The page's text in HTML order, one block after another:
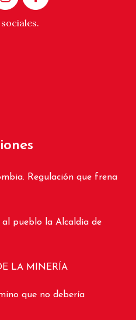
Regulación que frena
pueblo la Alcaldía de
LA MINERÍA
que no debería